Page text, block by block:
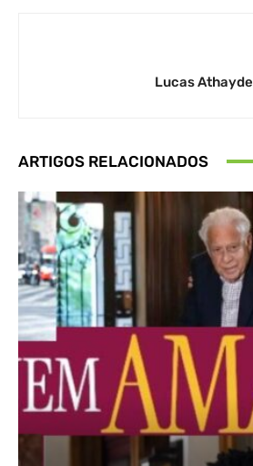
Lucas Athayde
ARTIGOS RELACIONADOS